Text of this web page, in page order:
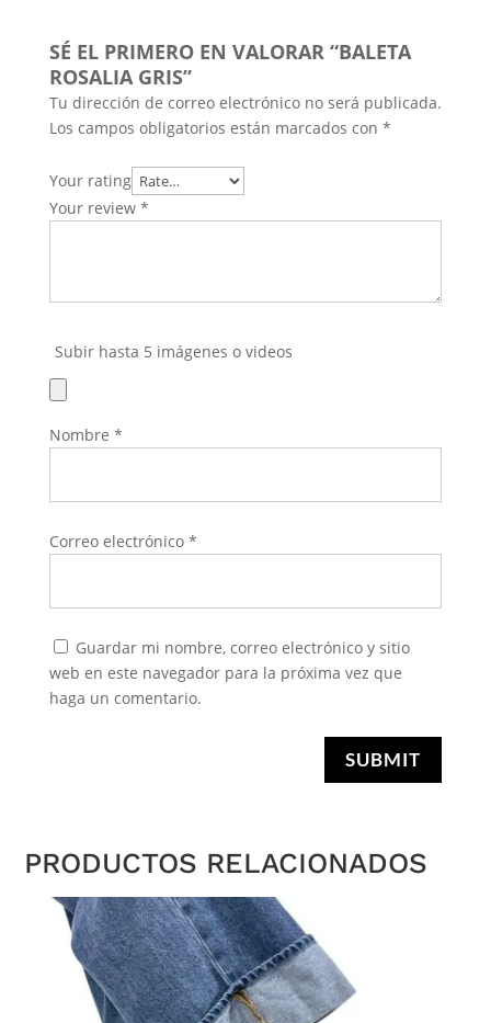
SÉ EL PRIMERO EN VALORAR “BALETA
ROSALIA GRIS”
Tu dirección de correo electrónico no será publicada.
Los campos obligatorios están marcados con *
Your rating
Your review *
Subir hasta 5 imágenes o videos
Nombre *
Correo electrónico *
Guardar mi nombre, correo electrónico y sitio
web en este navegador para la próxima vez que
haga un comentario.
SUBMIT
PRODUCTOS RELACIONADOS